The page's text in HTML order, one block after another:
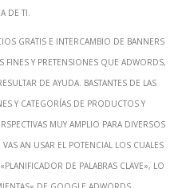
de ti.
gratis e intercambio de banners
y pretensiones que Adwords,
de ayuda. Bastantes de las
y categorías de productos y
muy amplio para diversos
vas an usar el potencial los cuales
de palabras clave», lo